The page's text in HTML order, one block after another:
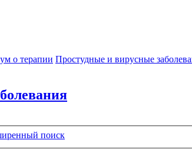
о терапии Простудные и вирусные
поиск